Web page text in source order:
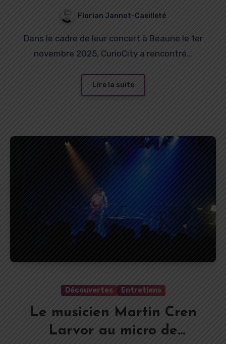
Florian Jannot-Caeilleté
Dans le cadre de leur concert à Beaune le 1er
novembre 2025, CurioCity a rencontré…
Lire la suite
Découvertes Entretiens
Le musicien Martin Cren
Larvor au micro de